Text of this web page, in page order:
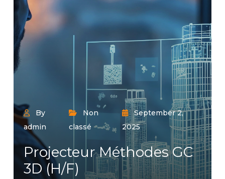
By
admin
Non
classé
September 2,
2025
Projecteur Méthodes GC
3D (H/F)